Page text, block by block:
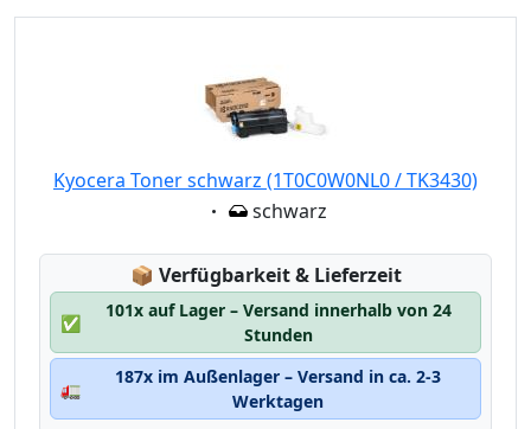
Kyocera Toner schwarz (1T0C0W0NL0 / TK3430)
Eigenschaft:
schwarz
📦 Lagerstatus:
Verfügbarkeit & Lieferzeit
✅
101x auf Lager – Versand innerhalb von 24
Stunden
🚛
187x im Außenlager – Versand in ca. 2-3
Werktagen